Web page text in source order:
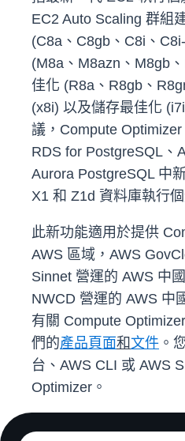
EC2 Auto Scaling 群組
(C8a、C8gb、C8i、
(M8a、M8azn、M8gb
佳化 (R8a、R8gb、
(x8i) 以及儲存最佳化
議，Compute
RDS for PostgreSQL、
Aurora PostgreSQL 中
X1 和 Z1d 資料庫執行
此新功能適用於提供
AWS 區域，AWS
Sinnet 營運的 AWS 中
NWCD 營運的 AWS 中
有關 Compute
們的產品頁面和文件 。
台、AWS CLI 或 AWS
Optimizer。